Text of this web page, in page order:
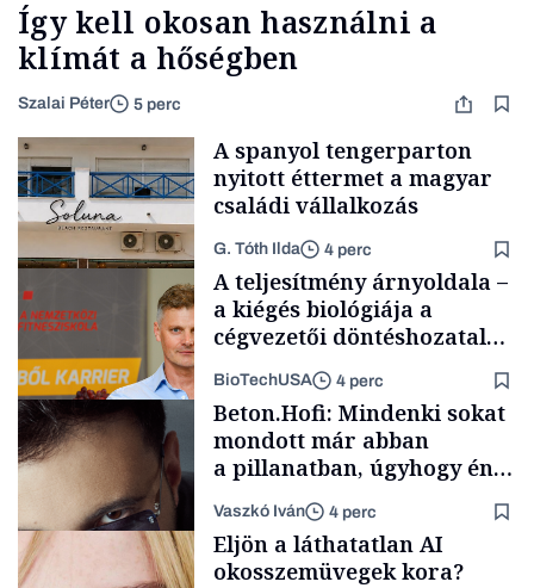
Így kell okosan használni a
klímát a hőségben
Szalai Péter 5 perc
Gasztró
A spanyol tengerparton
nyitott éttermet a magyar
családi vállalkozás
G. Tóth Ilda 4 perc
Content Lab HUB
A teljesítmény árnyoldala –
a kiégés biológiája a
cégvezetői döntéshozatal
BioTechUSA 4 perc
Beton.Hofi: Mindenki sokat
mondott már abban
a pillanatban, úgyhogy én
a legsarkosabb
gondolataimat akartam
kimondani
Vaszkó Iván 4 perc
Eljön a láthatatlan AI
okosszemüvegek kora?